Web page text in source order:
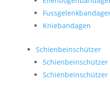
Kniebandagen
Schienbeinschützer
Schienbeinschützer
Schienbeinschützer